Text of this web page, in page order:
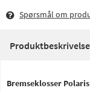
Spørsmål om
Produktbeskrivelse
Bremseklosser